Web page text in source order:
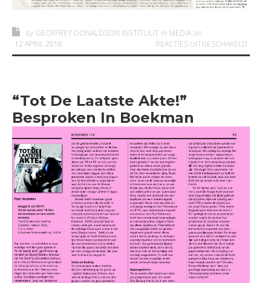
by GEOFFREY DONALDSON INSTITUUT in MEDIA on
12 APRIL 2018
REACTIES UITGESCHAKELD
“Tot De Laatste Akte!”
Besproken In Boekman